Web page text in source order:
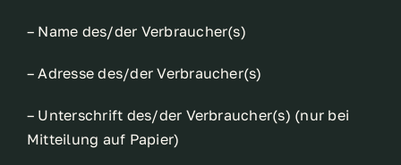
– Name des/der Verbraucher(s)
– Adresse des/der Verbraucher(s)
– Unterschrift des/der Verbraucher(s) (nur bei
Mitteilung auf Papier)